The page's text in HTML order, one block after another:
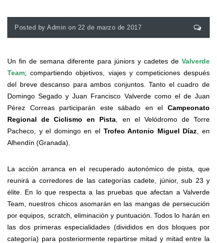
Posted by Admin on 22 de marzo de 2017
Un fin de semana diferente para júniors y cadetes de Valverde
Team; compartiendo objetivos, viajes y competiciones después
del breve descanso para ambos conjuntos. Tanto el cuadro de
Domingo Segado y Juan Francisco Valverde como el de Juan
Pérez Correas participarán este sábado en el Campeonato
Regional de Ciclismo en Pista , en el Velódromo de Torre
Pacheco, y el domingo en el Trofeo Antonio Miguel Díaz , en
Alhendín (Granada).
La acción arranca en el recuperado autonómico de pista, que
reunirá a corredores de las categorías cadete, júnior, sub 23 y
élite. En lo que respecta a las pruebas que afectan a Valverde
Team, nuestros chicos asomarán en las mangas de persecución
por equipos, scratch, eliminación y puntuación. Todos lo harán en
las dos primeras especialidades (divididos en dos bloques por
categoría) para posteriormente repartirse mitad y mitad entre la